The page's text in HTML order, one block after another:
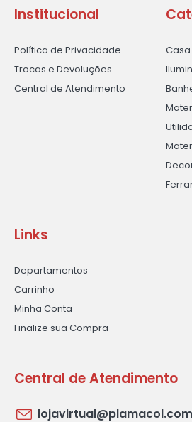
Institucional
Política de Privacidade
Trocas e Devoluções
Central de Atendimento
Links
Departamentos
Carrinho
Minha Conta
Finalize sua Compra
Central de Atendimento